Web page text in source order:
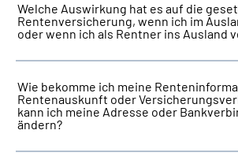
Welche Auswirkung hat es auf die
Rentenversicherung, wenn ich im
oder wenn ich als Rentner ins Ausland
Wie bekomme ich meine
Rentenauskunft oder
kann ich meine Adresse oder
ändern?